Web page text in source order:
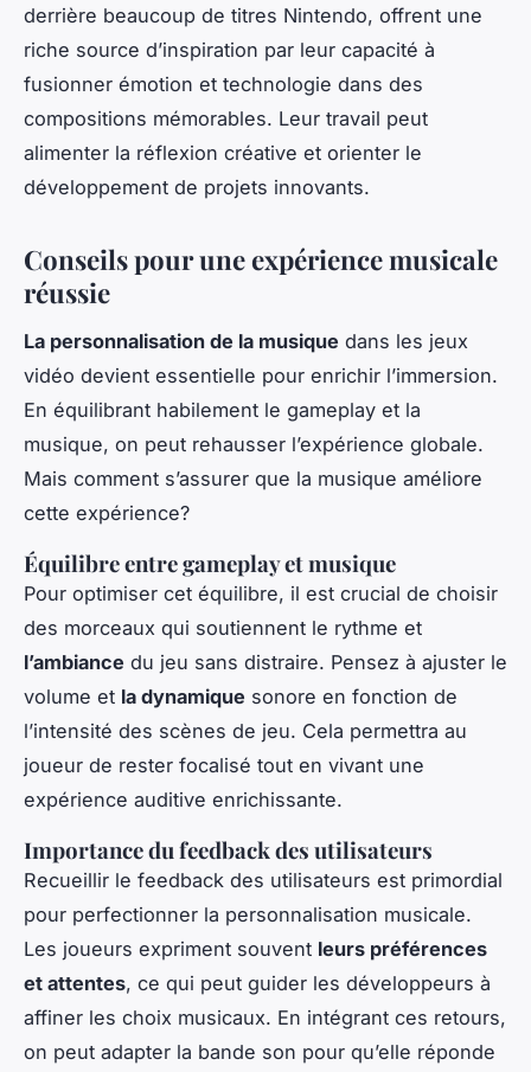
derrière beaucoup de titres Nintendo, offrent une
riche source d’inspiration par leur capacité à
fusionner émotion et technologie dans des
compositions mémorables. Leur travail peut
alimenter la réflexion créative et orienter le
développement de projets innovants.
Conseils pour une expérience musicale
réussie
La personnalisation de la musique dans les jeux
vidéo devient essentielle pour enrichir l’immersion.
En équilibrant habilement le gameplay et la
musique, on peut rehausser l’expérience globale.
Mais comment s’assurer que la musique améliore
cette expérience?
Équilibre entre gameplay et musique
Pour optimiser cet équilibre, il est crucial de choisir
des morceaux qui soutiennent le rythme et
l’ambiance du jeu sans distraire. Pensez à ajuster le
volume et la dynamique sonore en fonction de
l’intensité des scènes de jeu. Cela permettra au
joueur de rester focalisé tout en vivant une
expérience auditive enrichissante.
Importance du feedback des utilisateurs
Recueillir le feedback des utilisateurs est primordial
pour perfectionner la personnalisation musicale.
Les joueurs expriment souvent leurs préférences
et attentes, ce qui peut guider les développeurs à
affiner les choix musicaux. En intégrant ces retours,
on peut adapter la bande son pour qu’elle réponde